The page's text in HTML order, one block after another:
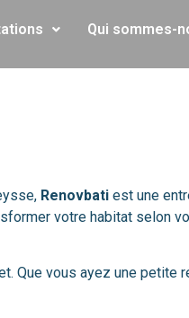
Qui sommes-
Renovbati est une
votre habitat selon
Que vous ayez une petite